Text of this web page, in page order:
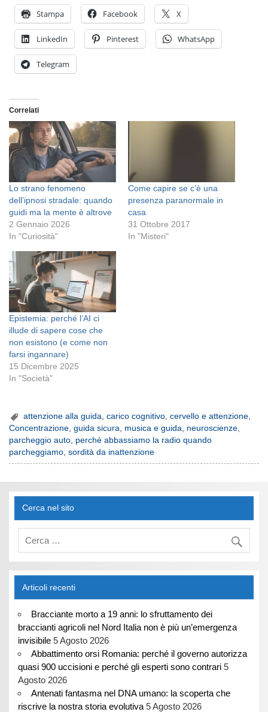
Stampa Facebook X
LinkedIn Pinterest WhatsApp
Telegram
Correlati
Lo strano fenomeno
dell’ipnosi stradale: quando
guidi ma la mente è altrove
2 Gennaio 2026
In "Curiosità"
Come capire se c’è una
presenza paranormale in
casa
31 Ottobre 2017
In "Misteri"
Epistemia: perché l’AI ci
illude di sapere cose che
non esistono (e come non
farsi ingannare)
15 Dicembre 2025
In "Società"
attenzione alla guida,carico cognitivo,cervello e attenzione,
Concentrazione,guida sicura, musica e guida, neuroscienze,
parcheggio auto, perché abbassiamo la radio quando
parcheggiamo,sordità da inattenzione
Cerca nel sito
Articoli recenti
Bracciante morto a 19 anni: lo sfruttamento dei
braccianti agricoli nel Nord Italia non è più un’emergenza
invisibile 5 Agosto 2026
Abbattimento orsi Romania: perché il governo autorizza
quasi 900 uccisioni e perché gli esperti sono contrari 5
Agosto 2026
Antenati fantasma nel DNA umano: la scoperta che
riscrive la nostra storia evolutiva 5 Agosto 2026